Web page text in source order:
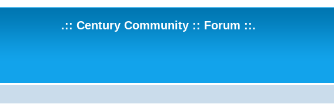
.:: Century Community :: Forum ::.